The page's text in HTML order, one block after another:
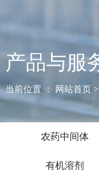
产品与服
当前位置 ： 网站首页>
农药中间体
有机溶剂